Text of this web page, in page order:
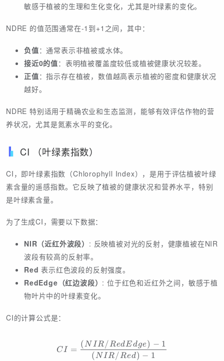
敏感于植被的生理和生化变化，尤其是叶绿素的变化。
NDRE 的值范围通常在-1到+1之间，其中：
负值：通常表示非植被或水体。
接近0的值：表明植被覆盖度较低或植被健康状况较差。
正值：指示存在植被，数值越高表示植被的密度和健康状况
越好。
NDRE 特别适用于精确农业和生态监测，能够有效评估作物的营
养状况，尤其是氮素水平的变化。
CI （叶绿素指数）
CI，即叶绿素指数（Chlorophyll Index），是用于评估植被叶绿
素含量的遥感指数。它反映了植被的健康状况和营养水平，特别
是叶绿素含量。
为了生成CI，需要以下数据：
NIR（近红外波段） : 反映植被对光的反射，健康植被在NIR
波段有较高的反射率。
Red 表示红色波段的反射强度。
RedEdge（红边波段） : 位于红色和近红外之间，敏感于植
物叶片中的叶绿素变化。
CI的计算公式是：
CI = \frac{(NIR /
CI =
(N IR/Red) − 1
(N IR/RedEdge) − 1